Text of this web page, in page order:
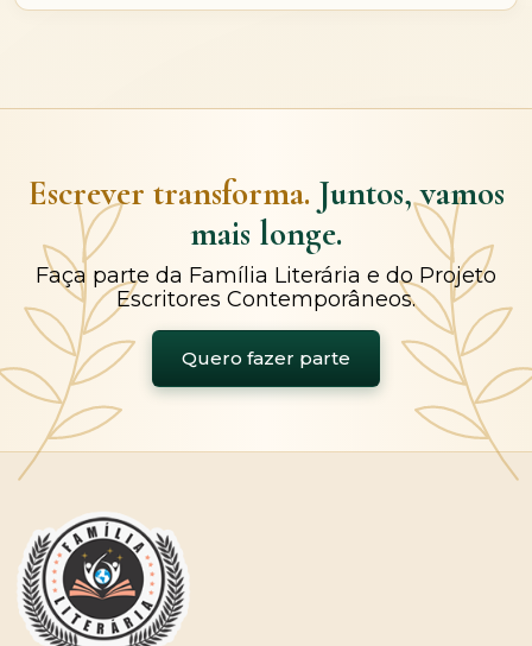
Escrever transforma. Juntos, vamos
mais longe.
Faça parte da Família Literária e do Projeto
Escritores Contemporâneos.
Quero fazer parte